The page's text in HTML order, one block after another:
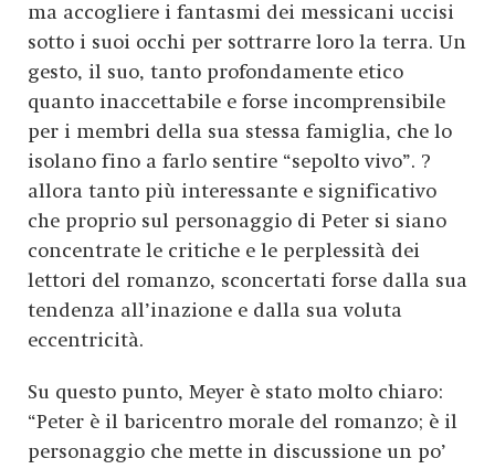
ma accogliere i fantasmi dei messicani uccisi
sotto i suoi occhi per sottrarre loro la terra. Un
gesto, il suo, tanto profondamente etico
quanto inaccettabile e forse incomprensibile
per i membri della sua stessa famiglia, che lo
isolano fino a farlo sentire “sepolto vivo”. ?
allora tanto più interessante e significativo
che proprio sul personaggio di Peter si siano
concentrate le critiche e le perplessità dei
lettori del romanzo, sconcertati forse dalla sua
tendenza all’inazione e dalla sua voluta
eccentricità.
Su questo punto, Meyer è stato molto chiaro:
“Peter è il baricentro morale del romanzo; è il
personaggio che mette in discussione un po’